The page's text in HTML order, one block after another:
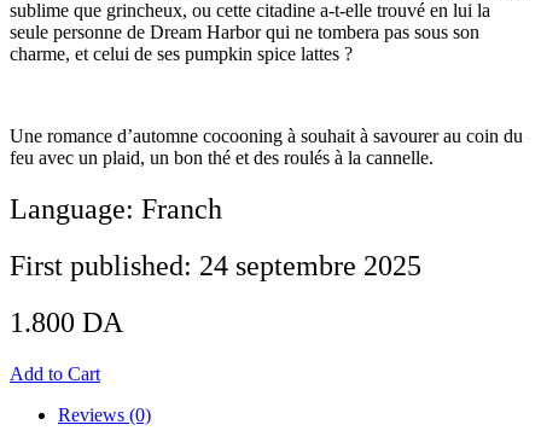
sublime que grincheux, ou cette citadine a-t-elle trouvé en lui la
seule personne de Dream Harbor qui ne tombera pas sous son
charme, et celui de ses pumpkin spice lattes ?
Une romance d’automne cocooning à souhait à savourer au coin du
feu avec un plaid, un bon thé et des roulés à la cannelle.
Language: Franch
First published: 24 septembre 2025
1.800 DA
Add to Cart
Reviews (0)